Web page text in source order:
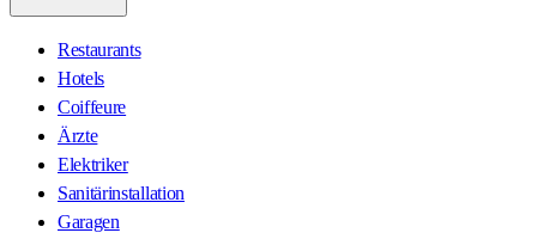
Restaurants
Hotels
Coiffeure
Ärzte
Elektriker
Sanitärinstallation
Garagen